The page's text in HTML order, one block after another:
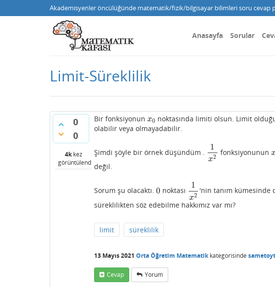
Akademisyenler öncülüğünde matematik/fizik/bilgisayar bilimleri soru cevap
Anasayfa Sorular
Limit-Süreklilik
0
0
4kkez
görüntülendi
Bir fonksiyonun x0
x0 noktasında limiti olsun. Limit
olabilir veya olmayadabilir.
Şimdi şöyle bir örnek düşündüm .
1
x2
1x2 fonksiyonununx
x=
değil.
Sorum şu olacaktı. 0
0 noktası
1
x2
1x2 'nin tanım kümesinde
süreklilikten söz edebilme hakkımız var mı?
limit süreklilik
13 Mayıs 2021 Orta Öğretim Matematikkategorisinde
Cevap Yorum